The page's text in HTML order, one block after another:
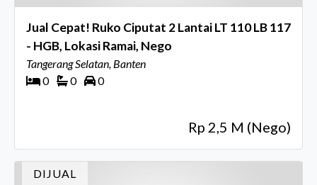
Jual Cepat! Ruko Ciputat 2 Lantai LT 110 LB 117
- HGB, Lokasi Ramai, Nego
Tangerang Selatan, Banten
0
0 0
Rp 2,5 M (Nego)
DIJUAL